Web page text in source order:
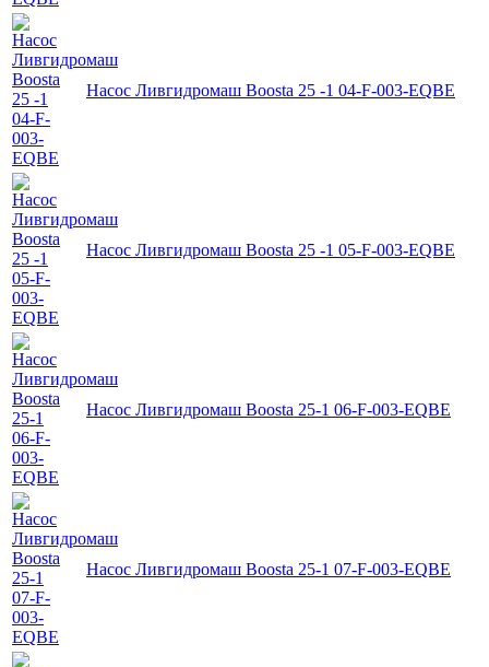
Насос Ливгидромаш Boosta 25 -1 04-F-003-EQBE
Насос Ливгидромаш Boosta 25 -1 05-F-003-EQBE
Насос Ливгидромаш Boosta 25-1 06-F-003-EQBE
Насос Ливгидромаш Boosta 25-1 07-F-003-EQBE